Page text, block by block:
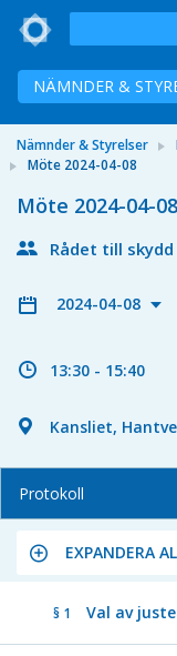
NÄMNDER &
Nämnder & Styrelser
Möte 2024-04-08
Möte 2024-04-08
Rådet till
2024-04-08
13:30 - 15:40
Kansliet,
Protokoll
EXPANDERA
§ 1 Val av